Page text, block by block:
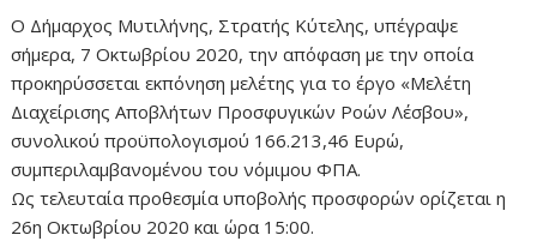
Ο Δήμαρχος Μυτιλήνης, Στρατής Κύτελης, υπέγραψε
σήμερα, 7 Οκτωβρίου 2020, την απόφαση με την οποία
προκηρύσσεται εκπόνηση μελέτης για το έργο «Μελέτη
Διαχείρισης Αποβλήτων Προσφυγικών Ροών Λέσβου»,
συνολικού προϋπολογισμού 166.213,46 Ευρώ,
συμπεριλαμβανομένου του νόμιμου ΦΠΑ.
Ως τελευταία προθεσμία υποβολής προσφορών ορίζεται η
26η Οκτωβρίου 2020 και ώρα 15:00.